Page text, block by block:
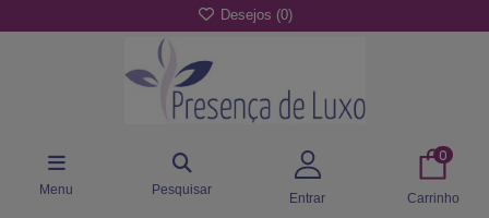
Desejos (0)
Menu Pesquisar
Entrar
0
Carrinho